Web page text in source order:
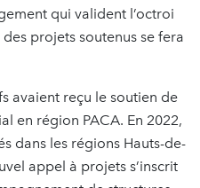
qui valident l’octroi
des projets soutenus se fera
avaient reçu le soutien de
en région PACA. En 2022,
dans les régions Hauts-de-
appel à projets s’inscrit